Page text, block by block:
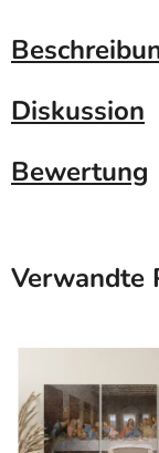
Diskussion
Bewertung
Verwandte